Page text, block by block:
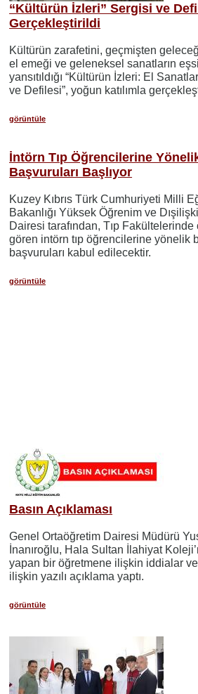
“Kültürün İzleri” Sergisi ve
Gerçekleştirildi
Kültürün zarafetini, geçmişten
el emeği ve geleneksel sanatların
yansıtıldığı “Kültürün İzleri: El
ve Defilesi”, yoğun katılımla
görüntüle
İntörn Tıp Öğrencilerine
Başvuruları Başlıyor
Kuzey Kıbrıs Türk Cumhuriyeti Milli
Bakanlığı Yüksek Öğrenim ve
Dairesi tarafından, Tıp Fakültelerinde
gören intörn tıp öğrencilerine yönelik
başvuruları kabul edilecektir.
görüntüle
Basın Açıklaması
Genel Ortaöğretim Dairesi Müdürü
İnanıroğlu, Hala Sultan İlahiyat
yapan bir öğretmene ilişkin iddialar
ilişkin yazılı açıklama yaptı.
görüntüle